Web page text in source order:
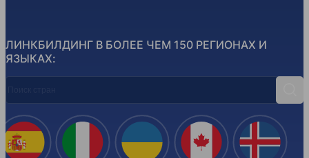
ЛИНКБИЛДИНГ В БОЛЕЕ ЧЕМ 150 РЕГИОНАХ И
ЯЗЫКАХ:
Испания Италия Украина Канада